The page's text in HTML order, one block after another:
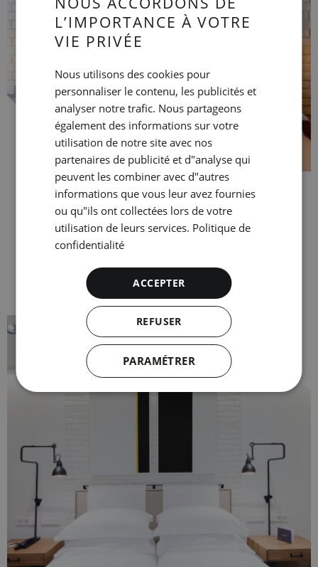
Chambre Supérieure
Extérieures et lumineuses
Voir la chambre
SPANISH
GERMAN
RUSSIAN
L’IMPORTANCE À VOTRE
VIE PRIVÉE
Nous utilisons des cookies pour
personnaliser le contenu, les publicités et
analyser notre trafic. Nous partageons
également des informations sur votre
utilisation de notre site avec nos
partenaires de publicité et d"analyse qui
peuvent les combiner avec d"autres
informations que vous leur avez fournies
ou qu"ils ont collectées lors de votre
utilisation de leurs services. Politique de
confidentialité
ACCEPTER
REFUSER
PARAMÉTRER